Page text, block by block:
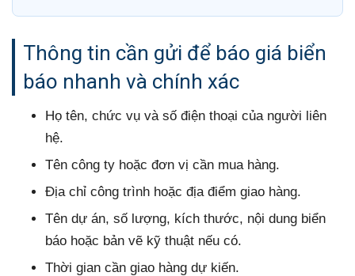
Thông tin cần gửi để báo giá biển
báo nhanh và chính xác
Họ tên, chức vụ và số điện thoại của người liên
hệ.
Tên công ty hoặc đơn vị cần mua hàng.
Địa chỉ công trình hoặc địa điểm giao hàng.
Tên dự án, số lượng, kích thước, nội dung biển
báo hoặc bản vẽ kỹ thuật nếu có.
Thời gian cần giao hàng dự kiến.